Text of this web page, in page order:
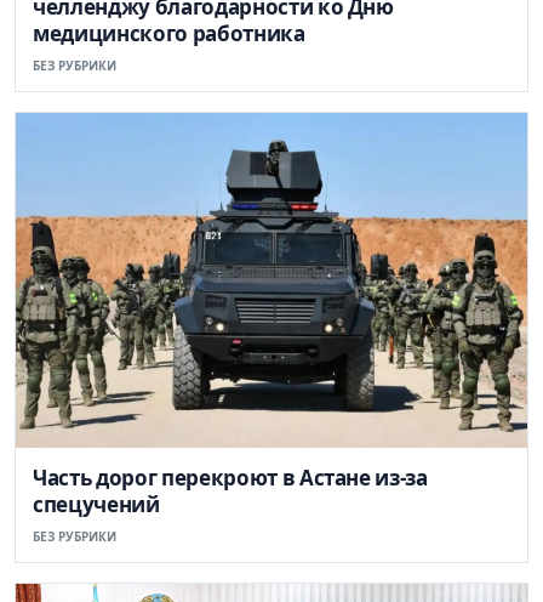
челленджу благодарности ко Дню
медицинского работника
БЕЗ РУБРИКИ
Часть дорог перекроют в Астане из-за
спецучений
БЕЗ РУБРИКИ